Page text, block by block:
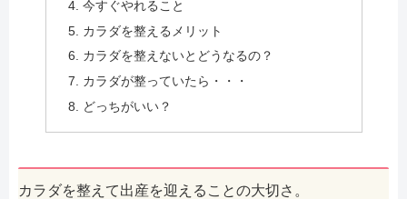
今すぐやれること
カラダを整えるメリット
カラダを整えないとどうなるの？
カラダが整っていたら・・・
どっちがいい？
カラダを整えて出産を迎えることの大切さ。